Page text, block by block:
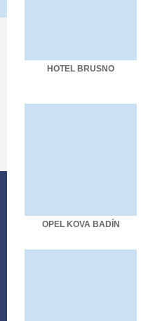
HOTEL BRUSNO
OPEL KOVA BADÍN